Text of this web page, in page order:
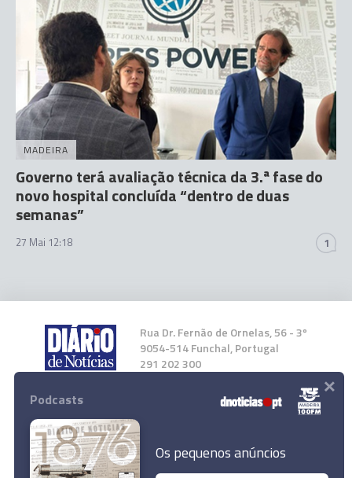
MADEIRA
Governo terá avaliação técnica da 3.ª fase do
novo hospital concluída “dentro de duas
semanas”
27 Mai 12:18 1
Rua Dr. Fernão de Ornelas, 56 - 3º
9054-514 Funchal, Portugal
291 202 300
Instale a nossa App
Podcasts
Os pequenos anúncios
×